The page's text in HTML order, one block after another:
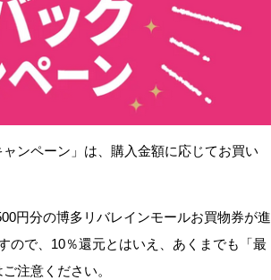
ンペーン」は、購入金額に応じてお買い
円分の博多リバレインモールお買物券が進
ので、10％還元とはいえ、あくまでも「最
注意ください。